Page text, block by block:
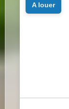
a louer